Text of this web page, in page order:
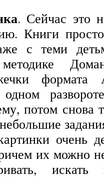
. Сейчас это
Книги
с теми
потом снова
очень
их можно не
искать